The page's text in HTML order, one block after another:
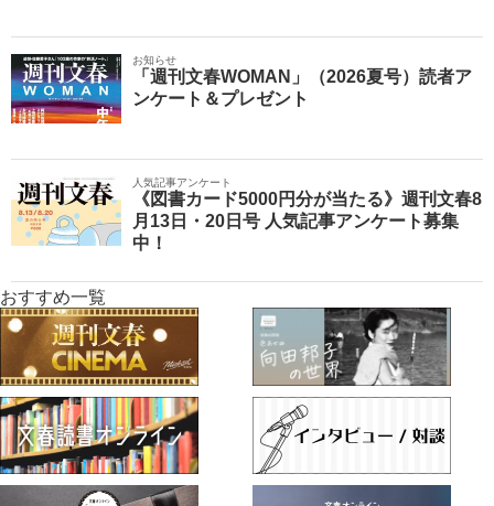
お知らせ
「週刊文春WOMAN」（2026夏号）読者ア
ンケート＆プレゼント
人気記事アンケート
《図書カード5000円分が当たる》週刊文春8
月13日・20日号 人気記事アンケート募集
中！
おすすめ一覧